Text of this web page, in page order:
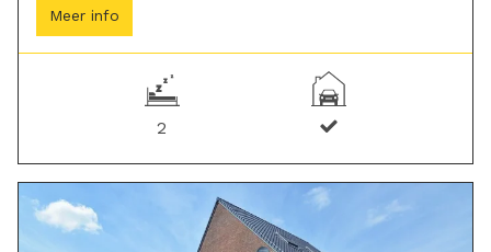
Meer info
2